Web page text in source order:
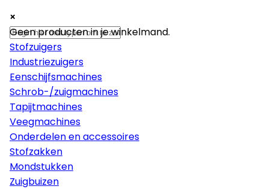
×
Machines
Stofzuigers
Industriezuigers
Eenschijfsmachines
Schrob-/zuigmachines
Tapijtmachines
Veegmachines
Onderdelen en accessoires
Stofzakken
Mondstukken
Zuigbuizen
×
×
Geen producten in je winkelmand.